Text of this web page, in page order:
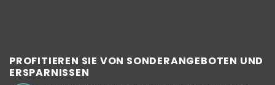
PROFITIEREN SIE VON SONDERANGEBOTEN UND
ERSPARNISSEN